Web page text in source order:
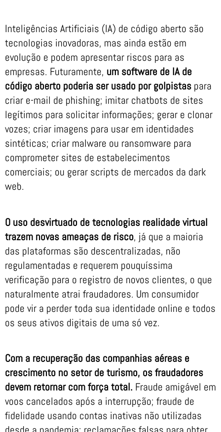
Inteligências Artificiais (IA) de código aberto são
tecnologias inovadoras, mas ainda estão em
evolução e podem apresentar riscos para as
empresas. Futuramente, um software de IA de
código aberto poderia ser usado por golpistas para
criar e-mail de phishing; imitar chatbots de sites
legítimos para solicitar informações; gerar e clonar
vozes; criar imagens para usar em identidades
sintéticas; criar malware ou ransomware para
comprometer sites de estabelecimentos
comerciais; ou gerar scripts de mercados da dark
web.
O uso desvirtuado de tecnologias realidade virtual
trazem novas ameaças de risco, já que a maioria
das plataformas são descentralizadas, não
regulamentadas e requerem pouquíssima
verificação para o registro de novos clientes, o que
naturalmente atrai fraudadores. Um consumidor
pode vir a perder toda sua identidade online e todos
os seus ativos digitais de uma só vez.
Com a recuperação das companhias aéreas e
crescimento no setor de turismo, os fraudadores
devem retornar com força total. Fraude amigável em
voos cancelados após a interrupção; fraude de
fidelidade usando contas inativas não utilizadas